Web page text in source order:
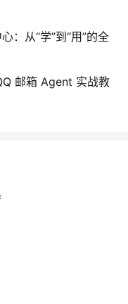
：从“学”到“用”的全
邮箱 Agent 实战教